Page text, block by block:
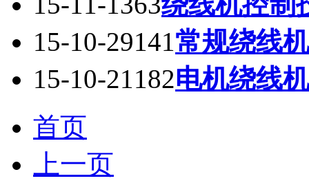
15-10-29141常规绕线
15-10-21182电机绕线
首页
上一页